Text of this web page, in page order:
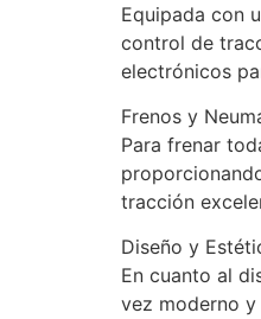
Equipada con
control de
electrónicos
Frenos y
Para frenar
tracción
Diseño y
En cuanto al
vez moderno